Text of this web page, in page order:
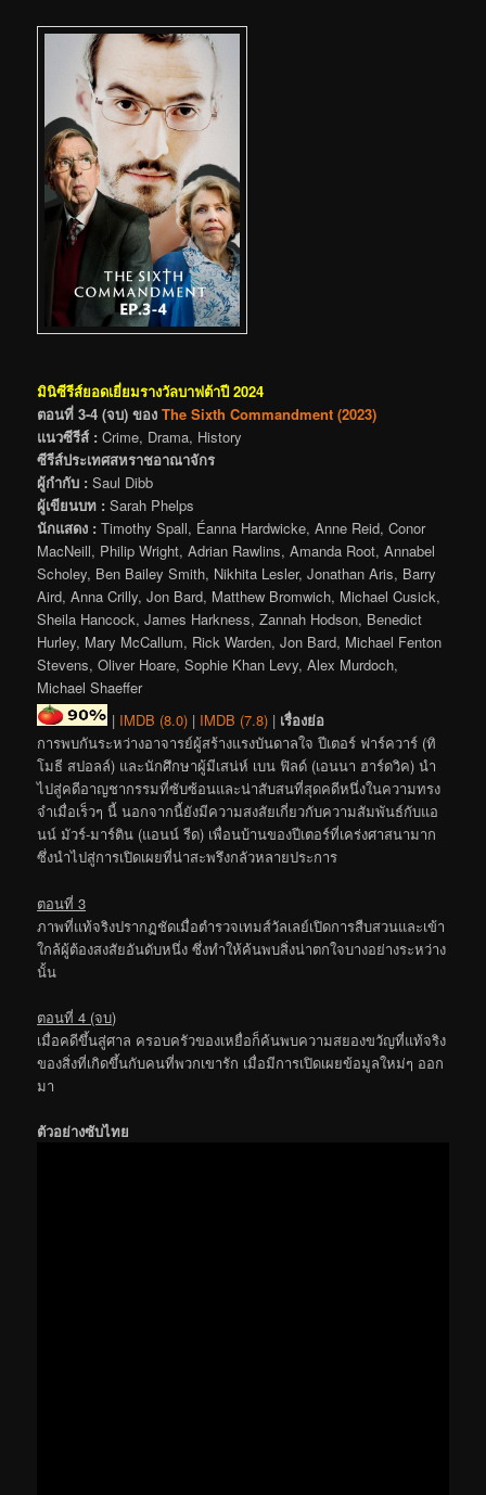
มินิซีรีส์ยอดเยี่ยมรางวัลบาฟต้าปี 2024
ตอนที่ 3-4 (จบ) ของ The Sixth Commandment (2023)
แนวซีรีส์ : Crime, Drama, History
ซีรีส์ประเทศสหราชอาณาจักร
ผู้กำกับ : Saul Dibb
ผู้เขียนบท : Sarah Phelps
นักแสดง : Timothy Spall, Éanna Hardwicke, Anne Reid, Conor
MacNeill, Philip Wright, Adrian Rawlins, Amanda Root, Annabel
Scholey, Ben Bailey Smith, Nikhita Lesler, Jonathan Aris, Barry
Aird, Anna Crilly, Jon Bard, Matthew Bromwich, Michael Cusick,
Sheila Hancock, James Harkness, Zannah Hodson, Benedict
Hurley, Mary McCallum, Rick Warden, Jon Bard, Michael Fenton
Stevens, Oliver Hoare, Sophie Khan Levy, Alex Murdoch,
Michael Shaeffer
| IMDB (8.0) | IMDB (7.8) | เรื่องย่อ
การพบกันระหว่างอาจารย์ผู้สร้างแรงบันดาลใจ ปีเตอร์ ฟาร์ควาร์ (ทิ
โมธี สปอลล์) และนักศึกษาผู้มีเสน่ห์ เบน ฟิลด์ (เอนนา ฮาร์ดวิค) นำ
ไปสู่คดีอาญชากรรมที่ซับซ้อนและน่าสับสนที่สุดคดีหนึ่งในความทรง
จำเมื่อเร็วๆ นี้ นอกจากนี้ยังมีความสงสัยเกี่ยวกับความสัมพันธ์กับแอ
นน์ มัวร์-มาร์ติน (แอนน์ รีด) เพื่อนบ้านของปีเตอร์ที่เคร่งศาสนามาก
ซึ่งนำไปสู่การเปิดเผยที่น่าสะพรึงกลัวหลายประการ
ตอนที่ 3
ภาพที่แท้จริงปรากฏชัดเมื่อตำรวจเทมส์วัลเลย์เปิดการสืบสวนและเข้า
ใกล้ผู้ต้องสงสัยอันดับหนึ่ง ซึ่งทำให้ค้นพบสิ่งน่าตกใจบางอย่างระหว่าง
นั้น
ตอนที่ 4 (จบ)
เมื่อคดีขึ้นสู่ศาล ครอบครัวของเหยื่อก็ค้นพบความสยองขวัญที่แท้จริง
ของสิ่งที่เกิดขึ้นกับคนที่พวกเขารัก เมื่อมีการเปิดเผยข้อมูลใหม่ๆ ออก
มา
ตัวอย่างซับไทย